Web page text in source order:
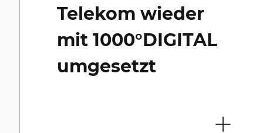
2023 für die Deutsche
Telekom
Telekom wieder
mit 1000°DIGITAL
umgesetzt